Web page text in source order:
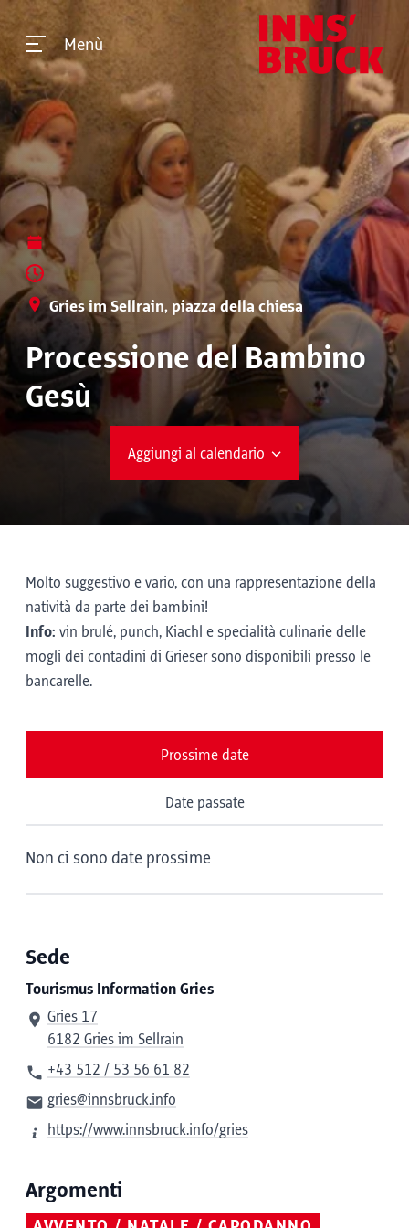
Menù
Gries im Sellrain, piazza della chiesa
Processione del Bambino
Gesù
Aggiungi al calendario
Molto suggestivo e vario, con una rappresentazione della
natività da parte dei bambini!
Info: vin brulé, punch, Kiachl e specialità culinarie delle
mogli dei contadini di Grieser sono disponibili presso le
bancarelle.
Prossime date
Date passate
Non ci sono date prossime
Sede
Tourismus Information Gries
Gries 17
6182 Gries im Sellrain
+43 512 / 53 56 61 82
gries@innsbruck.info
https://www.innsbruck.info/gries
Argomenti